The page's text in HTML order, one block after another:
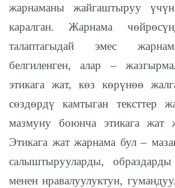
жарнаманы жайгаштыруу
каралган. Жарнама
талаптагыдай эмес
белгиленген, алар –
этикага жат, көз көрүнөө
сөздөрдү камтыган тексттер
мазмуну боюнча этикага жат
Этикага жат жарнама бул –
салыштырууларды,
менен нравалуулуктун,